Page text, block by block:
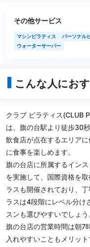
その他サービス
マシンピラティス パーソナル
ウォーターサーバー
こんな人にお
クラブ ピラティス(CLUB
は、旗の台駅より徒歩30
飲食店が点在するエリア
に食事を楽しめます。
旗の台店に所属するイン
を実施して、国際資格を
ラスも開催されており、
ラスは4段階にレベル分け
スンも選びやすいでしょう
旗の台店の営業時間は朝7
入れやすいこともメリッ